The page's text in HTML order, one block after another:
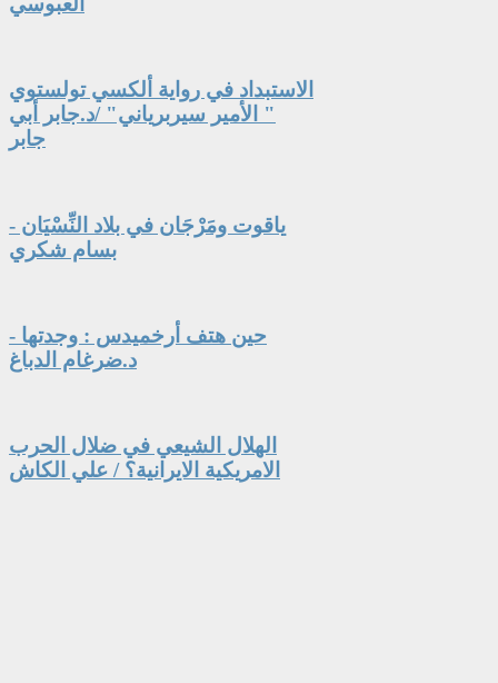
الاستبداد في رواية ألكسي تولستوي
" الأمير سيربرياني" /د.جابر أبي
جابر
ياقوت ومَرْجَان في بلاد النِّسْيَان -
بسام شكري
حين هتف أرخميدس : وجدتها -
د.ضرغام الدباغ
الهلال الشيعي في ضلال الحرب
الامريكية الايرانية؟ / علي الكاش